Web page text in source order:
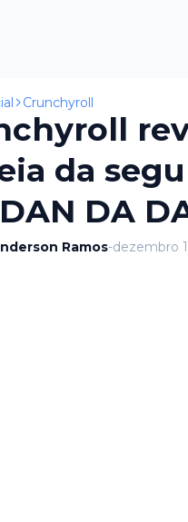
Crunchyroll
da
DA
Ramos-dezembro